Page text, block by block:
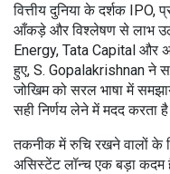
वित्तीय दुनिया के दर्शक IPO,
आँकड़े और विश्लेषण से लाभ
Energy, Tata Capital और
हुए, S. Gopalakrishnan ने
जोखिम को सरल भाषा में
सही निर्णय लेने में मदद करता
तकनीक में रुचि रखने वालों के
असिस्टेंटलॉन्च एक बड़ा कदम